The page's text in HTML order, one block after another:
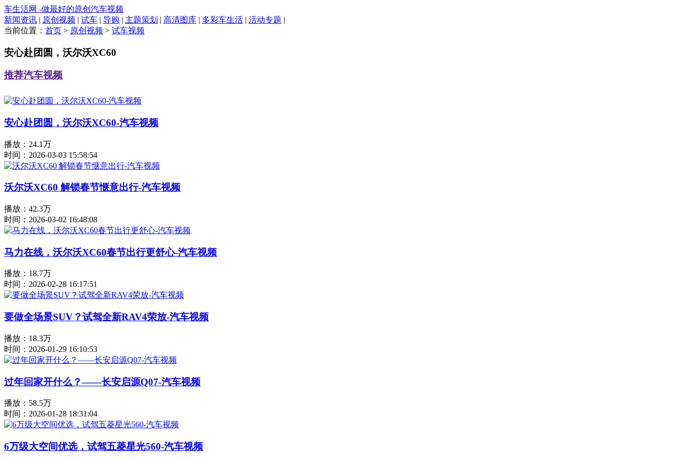
车生活网 -做最好的原创汽车视频
新闻资讯 | 原创视频 | 试车 | 导购 | 主题策划 | 高清图库 | 多彩车生活 | 活动专题 |
当前位置： 首页 > 原创视频 > 试车视频
安心赴团圆，沃尔沃XC60
推荐汽车视频
安心赴团圆，沃尔沃XC60-汽车视频
播放：24.1万
时间：2026-03-03 15:58:54
沃尔沃XC60 解锁春节惬意出行-汽车视频
播放：42.3万
时间：2026-03-02 16:48:08
马力在线，沃尔沃XC60春节出行更舒心-汽车视频
播放：18.7万
时间：2026-02-28 16:17:51
要做全场景SUV？试驾全新RAV4荣放-汽车视频
播放：18.3万
时间：2026-01-29 16:10:53
过年回家开什么？——长安启源Q07-汽车视频
播放：58.5万
时间：2026-01-28 18:31:04
6万级大空间优选，试驾五菱星光560-汽车视频